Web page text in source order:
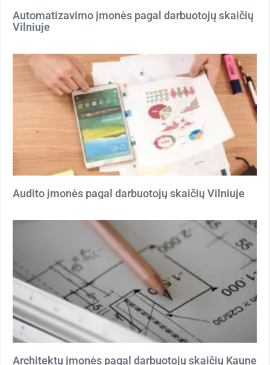
Automatizavimo įmonės pagal darbuotojų skaičių
Vilniuje
Audito įmonės pagal darbuotojų skaičių Vilniuje
Architektų įmonės pagal darbuotojų skaičių Kaune